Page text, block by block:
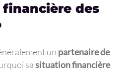
des
un partenaire de
sasituation financière